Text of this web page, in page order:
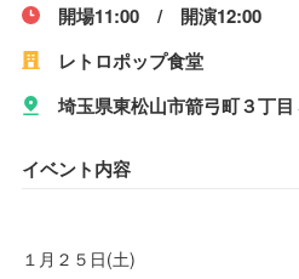
開場11:00 / 開演12:00
レトロポップ食堂
埼玉県東松山市箭弓町３丁目
イベント内容
１月２５日(土)